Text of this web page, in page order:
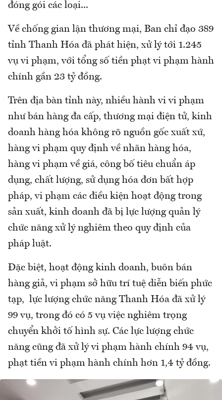
đóng gói các loại...
Về chống gian lận thương mại, Ban chỉ đạo 389
tỉnh Thanh Hóa đã phát hiện, xử lý tới 1.245
vụ vi phạm, với tổng số tiền phạt vi phạm hành
chính gần 23 tỷ đồng.
Trên địa bàn tỉnh này, nhiều hành vi vi phạm
như bán hàng đa cấp, thương mại điện tử, kinh
doanh hàng hóa không rõ nguồn gốc xuất xứ,
hàng vi phạm quy định về nhãn hàng hóa,
hàng vi phạm về giá, công bố tiêu chuẩn áp
dụng, chất lượng, sử dụng hóa đơn bất hợp
pháp, vi phạm các điều kiện hoạt động trong
sản xuất, kinh doanh đã bị lực lượng quản lý
chức năng xử lý nghiêm theo quy định của
pháp luật.
Đặc biệt, hoạt động kinh doanh, buôn bán
hàng giả, vi phạm sở hữu trí tuệ diễn biến phức
tạp, lực lượng chức năng Thanh Hóa đã xử lý
99 vụ, trong đó có 5 vụ việc nghiêm trọng
chuyển khởi tố hình sự. Các lực lượng chức
năng cũng đã xử lý vi phạm hành chính 94 vụ,
phạt tiền vi phạm hành chính hơn 1,4 tỷ đồng.